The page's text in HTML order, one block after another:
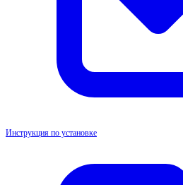
Инструкция по установке